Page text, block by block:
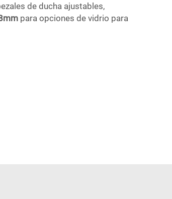
de ducha ajustables,
para opciones de vidrio para